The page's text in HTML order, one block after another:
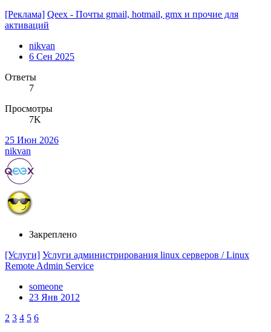
[Реклама] Qeex - Почты gmail, hotmail, gmx и прочие для
активаций
nikvan
6 Сен 2025
Ответы
7
Просмотры
7K
25 Июн 2026
nikvan
Закреплено
[Услуги] Услуги администрирования linux серверов / Linux
Remote Admin Service
someone
23 Янв 2012
2 3 4 5 6